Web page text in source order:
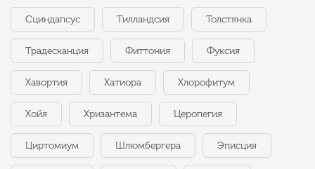
Сциндапсус Тилландсия Толстянка
Традесканция Фиттония Фуксия
Хавортия Хатиора Хлорофитум
Хойя Хризантема Церопегия
Циртомиум Шлюмбергера Эписция